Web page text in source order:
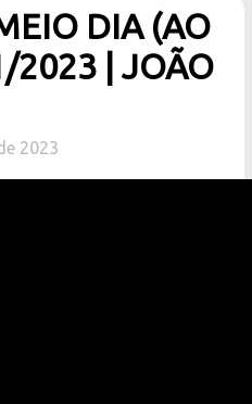
DIA (AO
2023 | JOÃO
2023